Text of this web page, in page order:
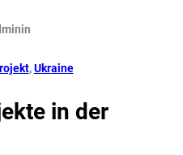
in
, Ukraine
in der